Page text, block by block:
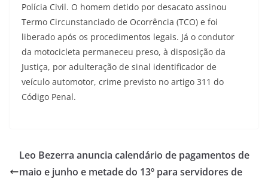
Polícia Civil. O homem detido por desacato assinou
Termo Circunstanciado de Ocorrência (TCO) e foi
liberado após os procedimentos legais. Já o condutor
da motocicleta permaneceu preso, à disposição da
Justiça, por adulteração de sinal identificador de
veículo automotor, crime previsto no artigo 311 do
Código Penal.
Leo Bezerra anuncia calendário de pagamentos de
maio e junho e metade do 13º para servidores de